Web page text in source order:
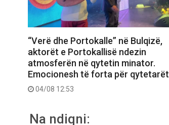
“Verë dhe Portokalle” në Bulqizë,
aktorët e Portokallisë ndezin
atmosferën në qytetin minator.
Emocionesh të forta për qytetarët
04/08 12:53
Na ndiqni: